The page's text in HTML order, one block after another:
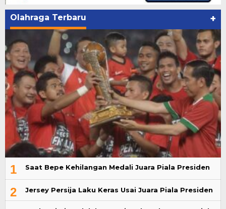
Olahraga Terbaru +
1 Saat Bepe Kehilangan Medali Juara Piala Presiden
2 Jersey Persija Laku Keras Usai Juara Piala Presiden